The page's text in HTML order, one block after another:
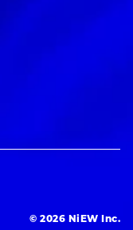
© 2026 NiEW Inc.